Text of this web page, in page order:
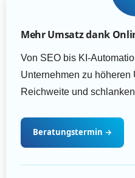
Mehr Umsatz dank
Von SEO bis KI-
Unternehmen zu höheren
Reichweite und
Beratungstermin →